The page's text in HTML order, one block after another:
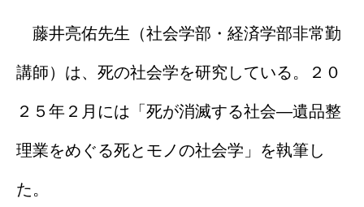
藤井亮佑先生（社会学部・経済学部非常勤
講師）は、死の社会学を研究している。２０
２５年２月には「死が消滅する社会—遺品整
理業をめぐる死とモノの社会学」を執筆し
た。